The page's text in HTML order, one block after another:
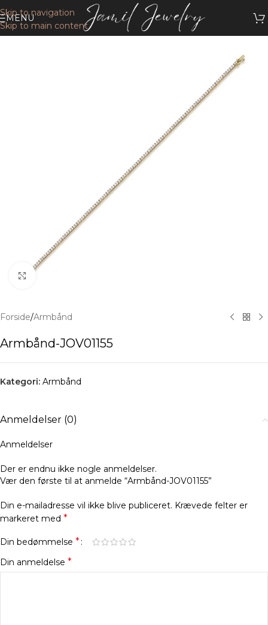
Skip to navigation
Skip to main content
MENU
Forside/Armbånd
Armbånd-JOV01155
Kategori: Armbånd
Anmeldelser (0)
Anmeldelser
Der er endnu ikke nogle anmeldelser.
Vær den første til at anmelde “Armbånd-JOV01155”
Din e-mailadresse vil ikke blive publiceret. Krævede felter er
markeret med *
Din bedømmelse *
Din anmeldelse *